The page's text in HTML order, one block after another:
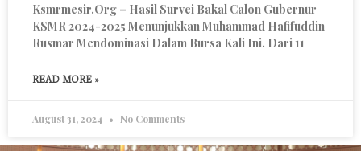
Ksmrmesir.org – Hasil Survei Bakal Calon Gubernur
KSMR 2024-2025 Menunjukkan Muhammad Hafifuddin
Rusmar Mendominasi Dalam Bursa Kali Ini. Dari 11
READ MORE »
August 31, 2024 No Comments